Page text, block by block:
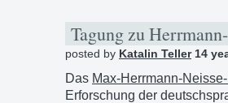
Tagung zu
posted by Katalin Teller14
Das Max-Herrmann-
Erforschung der